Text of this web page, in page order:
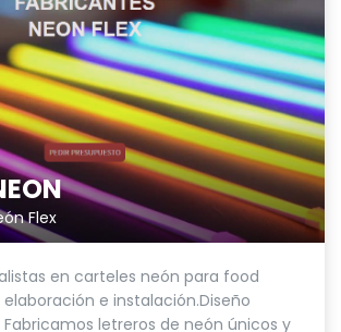
Flex
en carteles neón para food
elaboración e instalación.Diseño
Fabricamos letreros de neón únicos y